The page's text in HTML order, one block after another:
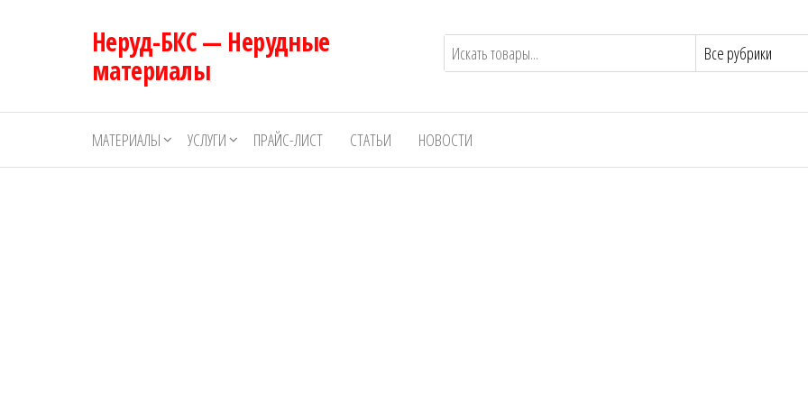
Неруд-БКС — Нерудные
материалы
МАТЕРИАЛЫ УСЛУГИ ПРАЙС-ЛИСТ СТАТЬИ НОВОСТИ